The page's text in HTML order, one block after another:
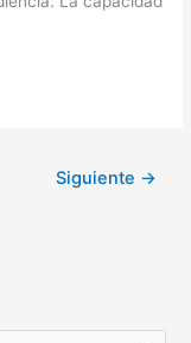
Siguiente →